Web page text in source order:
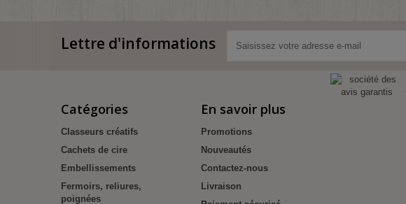
Lettre d'informations
Catégories
Classeurs créatifs
Cachets de cire
Embellissements
Fermoirs, reliures,
poignées
En savoir plus
Promotions
Nouveautés
Contactez-nous
Livraison